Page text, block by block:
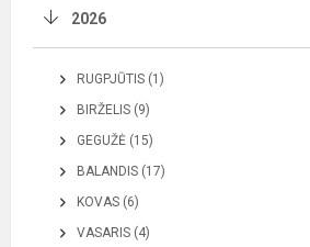
2026
RUGPJŪTIS (1)
BIRŽELIS (9)
GEGUŽĖ (15)
BALANDIS (17)
KOVAS (6)
VASARIS (4)